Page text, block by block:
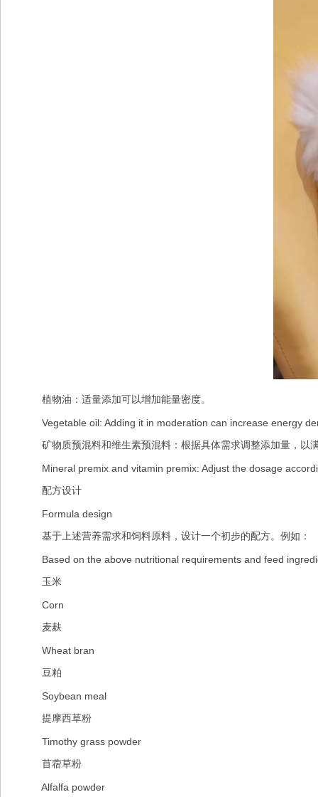
植物油：适量添加可以增加能量密度。
Vegetable oil: Adding it in moderation can increase energy
矿物质预混料和维生素预混料：根据具体需求调整添加量，以
Mineral premix and vitamin premix: Adjust the dosage
配方设计
Formula design
基于上述营养需求和饲料原料，设计一个初步的配方。例如：
Based on the above nutritional requirements and feed
玉米
Corn
麦麸
Wheat bran
豆粕
Soybean meal
提摩西草粉
Timothy grass powder
苜蓿草粉
Alfalfa powder